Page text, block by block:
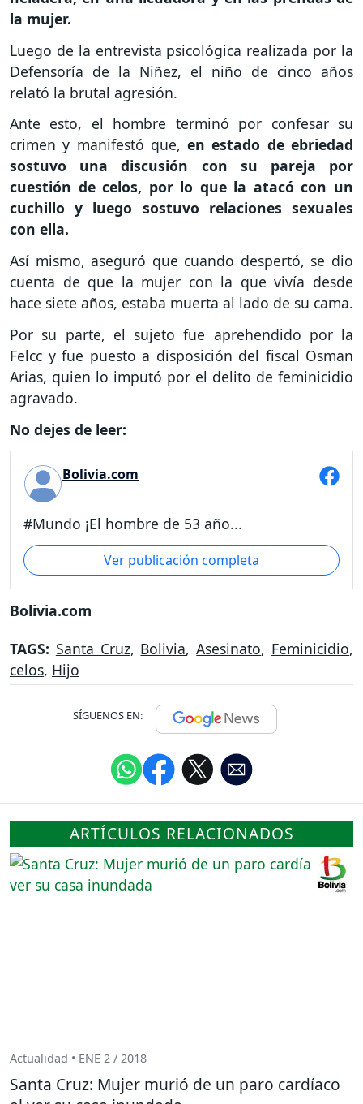
la mujer.
Luego de la entrevista psicológica realizada por la
Defensoría de la Niñez, el niño de cinco años
relató la brutal agresión.
Ante esto, el hombre terminó por confesar su
crimen y manifestó que,en estado de ebriedad
sostuvo una discusión con su pareja por
cuestión de celos, por lo que la atacó con un
cuchillo y luego sostuvo relaciones sexuales
con ella.
Así mismo, aseguró que cuando despertó, se dio
cuenta de que la mujer con la que vivía desde
hace siete años, estaba muerta al lado de su cama.
Por su parte, el sujeto fue aprehendido por la
Felcc y fue puesto a disposición del fiscal Osman
Arias, quien lo imputó por el delito de feminicidio
agravado.
No dejes de leer:
Bolivia.com
#Mundo ¡El hombre de 53 año...
Ver publicación completa
Bolivia.com
TAGS: Santa Cruz, Bolivia,Asesinato, Feminicidio,
celos, Hijo
SÍGUENOS EN:
ARTÍCULOS RELACIONADOS
Actualidad • ENE 2 / 2018
Santa Cruz: Mujer murió de un paro cardíaco